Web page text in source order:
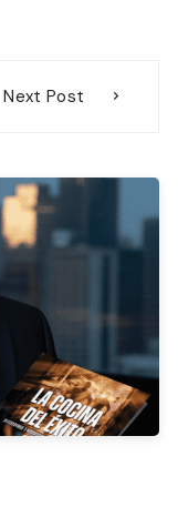
Next Post